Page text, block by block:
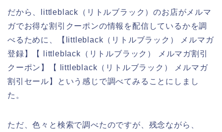
だから、littleblack（リトルブラック）のお店がメルマ
ガでお得な割引クーポンの情報を配信しているかを調
べるために、【littleblack（リトルブラック） メルマガ
登録】【 littleblack（リトルブラック） メルマガ割引
クーポン】【 littleblack（リトルブラック） メルマガ
割引セール】という感じで調べてみることにしまし
た。
ただ、色々と検索で調べたのですが、残念ながら、